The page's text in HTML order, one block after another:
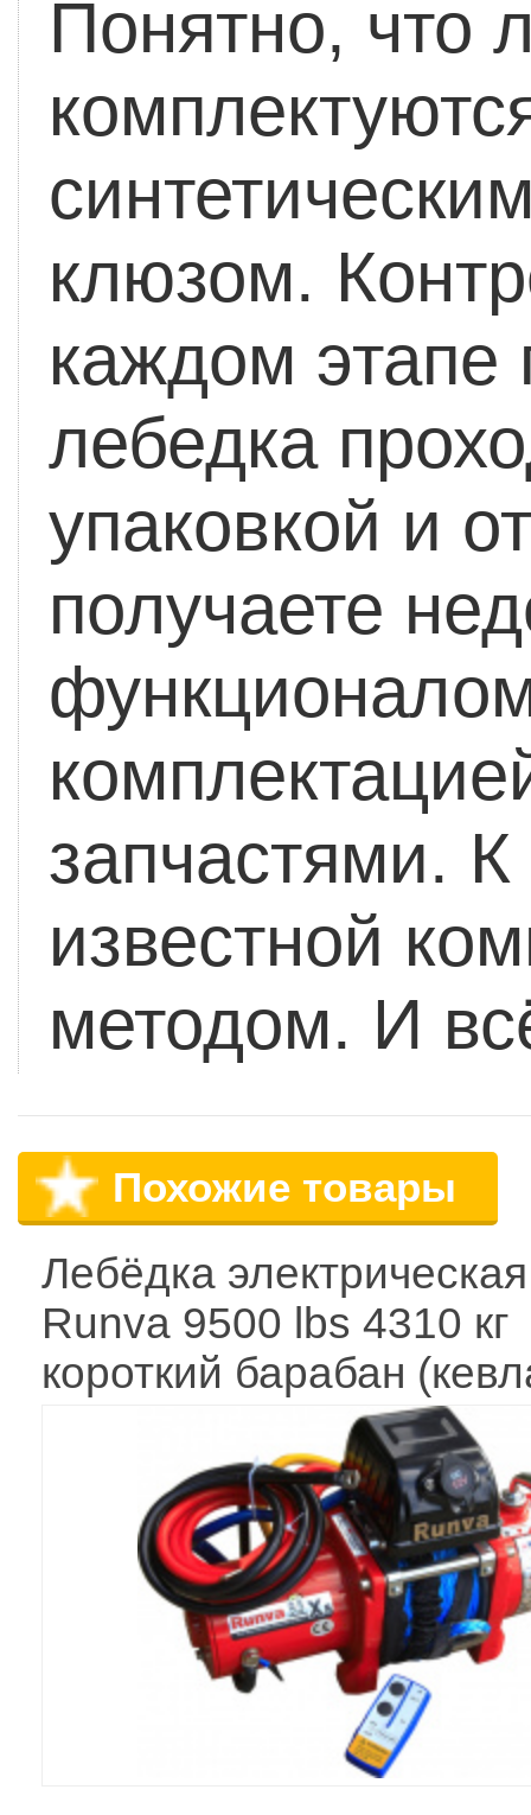
Понятно, что
клюзом.
каждом этапе
лебедка
упаковкой и
получаете
запчастями.
известной
методом. И
Похожие товары
Лебёдка
Runva 9500 lbs 4310 кг
короткий барабан